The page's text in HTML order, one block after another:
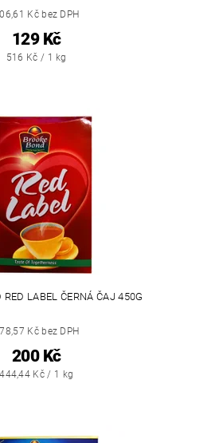
Kč bez DPH
129 Kč
516 Kč / 1 kg
RED LABEL ČERNÁ ČAJ 450G
Kč bez DPH
200 Kč
444,44 Kč / 1 kg